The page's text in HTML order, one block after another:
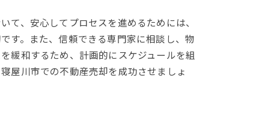
、安心してプロセスを進めるためには、
す。また、信頼できる専門家に相談し、物
緩和するため、計画的にスケジュールを組
屋川市での不動産売却を成功させましょ